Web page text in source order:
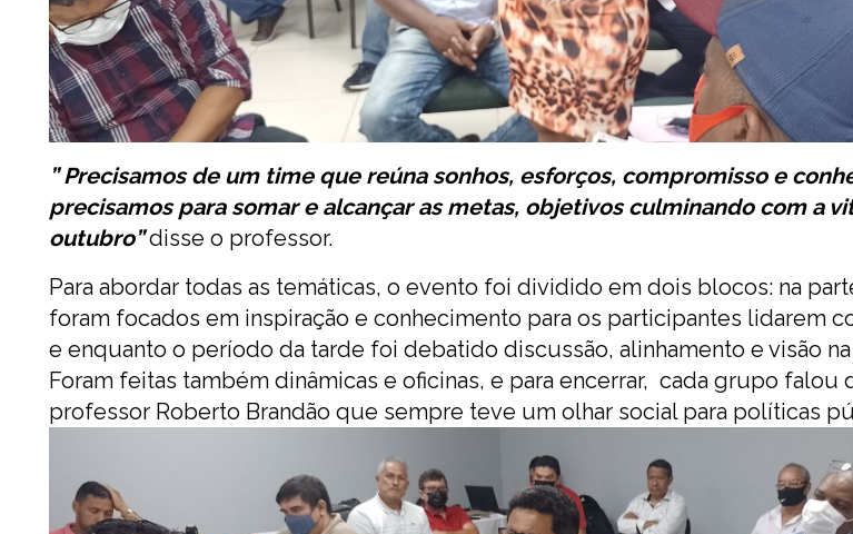
” Precisamos de um time que reúna sonhos, esforços, compromisso e
precisamos para somar e alcançar as metas, objetivos culminando com a
outubro” disse o professor.
Para abordar todas as temáticas, o evento foi dividido em dois blocos: na
foram focados em inspiração e conhecimento para os participantes lidarem
e enquanto o período da tarde foi debatido discussão, alinhamento e visão
Foram feitas também dinâmicas e oficinas, e para encerrar, cada grupo falou
professor Roberto Brandão que sempre teve um olhar social para políticas